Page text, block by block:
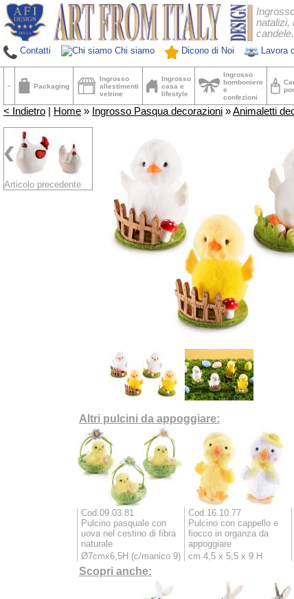
Contatti Chi siamo Dicono di Noi Lavora
natalizi,
candele.
Packaging
Ingrosso
allestimenti
vetrine
Ingrosso
casa e
lifestyle
Ingrosso
bomboniere
e
confezioni
< Indietro Home » Ingrosso Pasqua decorazioni »Animaletti
Articolo precedente
Altri pulcini da appoggiare:
Cod.09.03.81
Pulcino pasquale con
uova nel cestino di fibra
naturale
Ø7cmx6,5H (c/manico 9)
Cod.16.10.77
Pulcino con cappello e
fiocco in organza da
appoggiare
cm 4,5 x 5,5 x 9 H
Scopri anche: